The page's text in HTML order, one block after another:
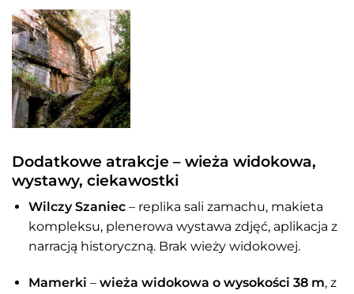
Dodatkowe atrakcje – wieża widokowa,
wystawy, ciekawostki
Wilczy Szaniec– replika sali zamachu, makieta
kompleksu, plenerowa wystawa zdjęć, aplikacja z
narracją historyczną. Brak wieży widokowej.
Mamerki – wieża widokowa o wysokości 38 m, z